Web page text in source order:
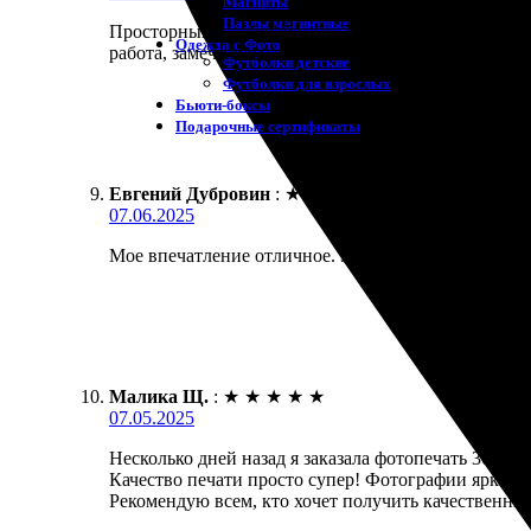
Пазлы магнитные
Одежда с Фото
Футболки детские
Футболки для взрослых
Бьюти-боксы
Подарочные сертификаты
Просторный, удобный сайт. Заказала печать
работа, замечательная печать!
Евгений Дубровин : ★
07.06.2025
Мое впечатление отличное. Заказал печать фото.
Малика Щ. : ★ ★ ★ ★ ★
07.05.2025
Несколько дней назад я заказала фотопечать
Качество печати просто супер! Фотографии яркие
Рекомендую всем, кто хочет получить